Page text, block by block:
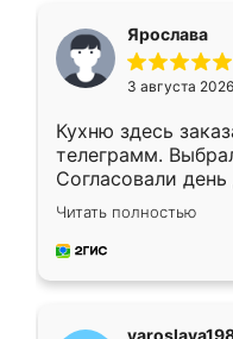
Ярослава
3 августа 2026
Кухню здесь
телеграмм.
Согласовали
недели кухня
довольны
мебель за
Читать полностью